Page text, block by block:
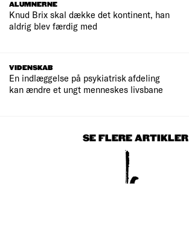
ALUMNERNE
Knud Brix skal dække det kontinent, han
aldrig blev færdig med
VIDENSKAB
En indlæggelse på psykiatrisk afdeling
kan ændre et ungt menneskes livsbane
SE FLERE ARTIKLER